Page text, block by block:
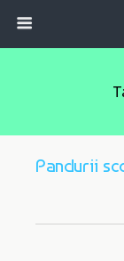
Pandurii